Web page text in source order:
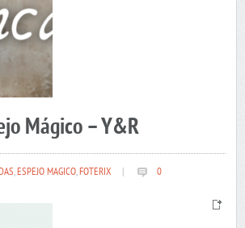
Mágico – Y&R
,ESPEJO MAGICO,FOTERIX 0